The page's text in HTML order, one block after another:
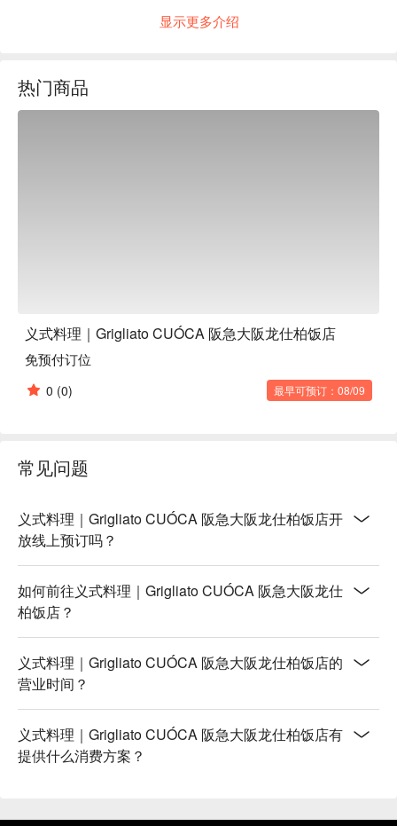
吧！）」为概念，提供丰富多样的窑烤料理，搭配琳琅满目的
炉前展现精湛技艺。高挑的天花板悬挂着璀璨吊灯，加上巨大
的酒窖，营造出非凡的用餐氛围。在这里，你能一边享受美
处，为您的用餐画下完美句点。
【口碑好评】
许多顾客都大赞这里的午餐选择非常丰富，主菜的肉料理和义
大利面各有四种不同口味可以挑选，让每次用餐都能有新奇
感，怎么吃都不会腻。饭后的自助式甜点更是让人惊艳，不仅
聊，享受愉快的用餐时光。
【更多推荐】
钟就能抵达，阪急大阪梅田站也只需5分钟路程，一下车就能
直冲美食天堂！餐厅位在饭店9楼，搭乘直达电梯即可抵达，
会，这里都能提供最舒适、最美好的体验。
下次来大阪，记得使用 FunNow 抢先预订 Grigliato CUÓCA 的
座位，让你免排队、免打电话，轻松省下宝贵的旅游时间，直
享美食品味之旅！
显示更多介绍
热门商品
义式料理｜Grigliato CUÓCA 阪急大阪龙仕柏饭店
免预付订位
0 (0) 最早可预订：08/09
常见问题
义式料理｜Grigliato CUÓCA 阪急大阪龙仕柏饭店开
放线上预订吗？
如何前往义式料理｜Grigliato CUÓCA 阪急大阪龙仕
柏饭店？
义式料理｜Grigliato CUÓCA 阪急大阪龙仕柏饭店的
营业时间？
义式料理｜Grigliato CUÓCA 阪急大阪龙仕柏饭店有
提供什么消费方案？